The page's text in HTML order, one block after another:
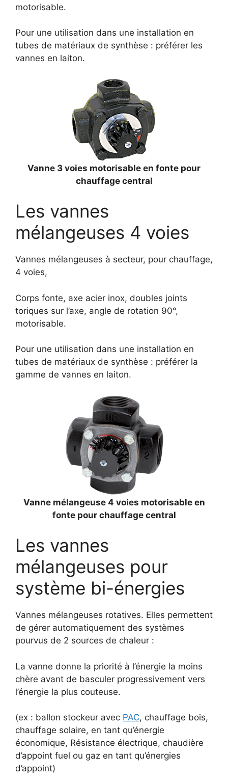
motorisable.
Pour une utilisation dans une installation en
tubes de matériaux de synthèse : préférer les
vannes en laiton.
Vanne 3 voies motorisable en fonte pour
chauffage central
Les vannes
mélangeuses 4 voies
Vannes mélangeuses à secteur, pour chauffage,
4 voies,
Corps fonte, axe acier inox, doubles joints
toriques sur l’axe, angle de rotation 90°,
motorisable.
Pour une utilisation dans une installation en
tubes de matériaux de synthèse : préférer la
gamme de vannes en laiton.
Vanne mélangeuse 4 voies motorisable en
fonte pour chauffage central
Les vannes
mélangeuses pour
système bi-énergies
Vannes mélangeuses rotatives. Elles permettent
de gérer automatiquement des systèmes
pourvus de 2 sources de chaleur :
La vanne donne la priorité à l’énergie la moins
chère avant de basculer progressivement vers
l’énergie la plus couteuse.
(ex : ballon stockeur avec PAC, chauffage bois,
chauffage solaire, en tant qu’énergie
économique, Résistance électrique, chaudière
d’appoint fuel ou gaz en tant qu’énergies
d’appoint)